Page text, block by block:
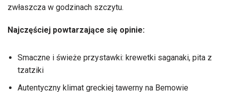
zwłaszcza w godzinach szczytu.
Najczęściej powtarzające się opinie:
Smaczne i świeże przystawki: krewetki saganaki, pita z
tzatziki
Autentyczny klimat greckiej tawerny na Bemowie